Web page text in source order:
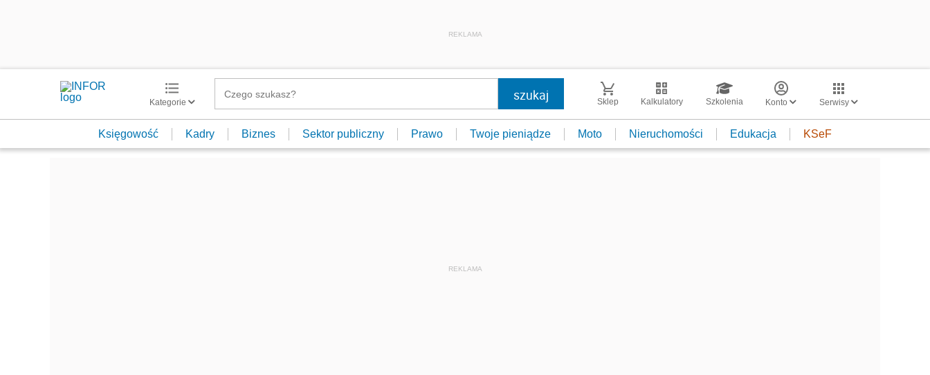
REKLAMA
Kategorie Sklep Kalkulatory Szkolenia Konto Serwisy
Księgowość Kadry Biznes Sektor publiczny Prawo Twoje pieniądze Moto Nieruchomości Edukacja KSeF